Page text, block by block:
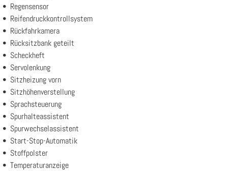
Regensensor
Reifendruckkontrollsystem
Rückfahrkamera
Rücksitzbank geteilt
Scheckheft
Servolenkung
Sitzheizung vorn
Sitzhöhenverstellung
Sprachsteuerung
Spurhalteassistent
Spurwechselassistent
Start-Stop-Automatik
Stoffpolster
Temperaturanzeige